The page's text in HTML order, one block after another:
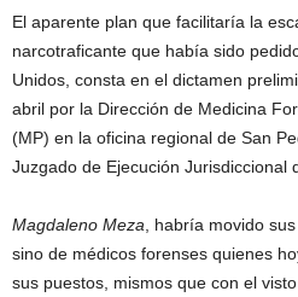
El aparente plan que facilitaría la
narcotraficante que había sido
Unidos, consta en el dictamen
abril por la Dirección de Medicina
(MP) en la oficina regional de San
Juzgado de Ejecución Jurisdiccional
Magdaleno Meza , habría movido
sino de médicos forenses quienes
sus puestos, mismos que con el